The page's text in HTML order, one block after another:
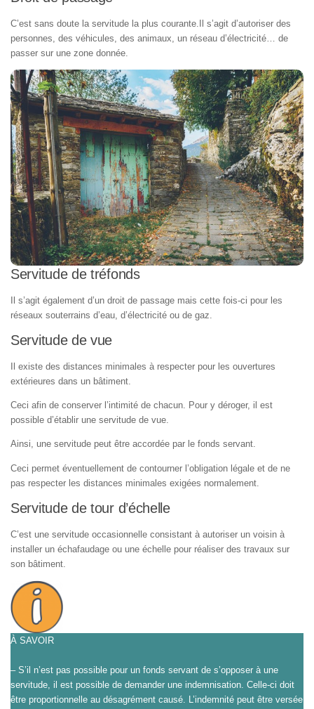
C’est sans doute la servitude la plus courante.Il s’agit d’autoriser des
personnes, des véhicules, des animaux, un réseau d’électricité… de
passer sur une zone donnée.
Servitude de tréfonds
Il s’agit également d’un droit de passage mais cette fois-ci pour les
réseaux souterrains d’eau, d’électricité ou de gaz.
Servitude de vue
Il existe des distances minimales à respecter pour les ouvertures
extérieures dans un bâtiment.
Ceci afin de conserver l’intimité de chacun. Pour y déroger, il est
possible d’établir une servitude de vue.
Ainsi, une servitude peut être accordée par le fonds servant.
Ceci permet éventuellement de contourner l’obligation légale et de ne
pas respecter les distances minimales exigées normalement.
Servitude de tour d’échelle
C’est une servitude occasionnelle consistant à autoriser un voisin à
installer un échafaudage ou une échelle pour réaliser des travaux sur
son bâtiment.
À SAVOIR
– S’il n’est pas possible pour un fonds servant de s’opposer à une
servitude, il est possible de demander une indemnisation. Celle-ci doit
être proportionnelle au désagrément causé. L’indemnité peut être versée